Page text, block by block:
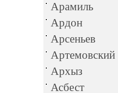
Арамиль
Ардон
Арсеньев
Артемовский
Архыз
Асбест